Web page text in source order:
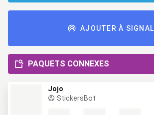
AJOUTER À SIGNAL
PAQUETS CONNEXES
Jojo
StickersBot